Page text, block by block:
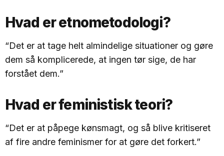
Hvad er etnometodologi?
“Det er at tage helt almindelige situationer og gøre
dem så komplicerede, at ingen tør sige, de har
forstået dem.”
Hvad er feministisk teori?
“Det er at påpege kønsmagt, og så blive kritiseret
af fire andre feminismer for at gøre det forkert.”